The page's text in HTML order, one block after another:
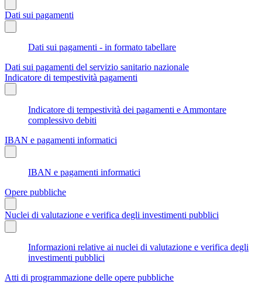
Dati sui pagamenti
Dati sui pagamenti - in formato tabellare
Dati sui pagamenti del servizio sanitario nazionale
Indicatore di tempestività pagamenti
Indicatore di tempestività dei pagamenti e Ammontare
complessivo debiti
IBAN e pagamenti informatici
IBAN e pagamenti informatici
Opere pubbliche
Nuclei di valutazione e verifica degli investimenti pubblici
Informazioni relative ai nuclei di valutazione e verifica degli
investimenti pubblici
Atti di programmazione delle opere pubbliche